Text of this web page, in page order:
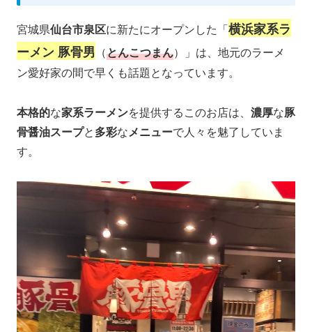
宮城県仙台市泉区に新たにオープンした「横浜家系ラ
ーメン 豚骨男 （とんこつまん）」は、地元のラーメ
ン愛好家の間で早くも話題となっています。
本格的な家系ラーメンを提供するこのお店は、 濃厚な豚
骨醤油スープと多彩なメニューで人々を魅了していま
す。